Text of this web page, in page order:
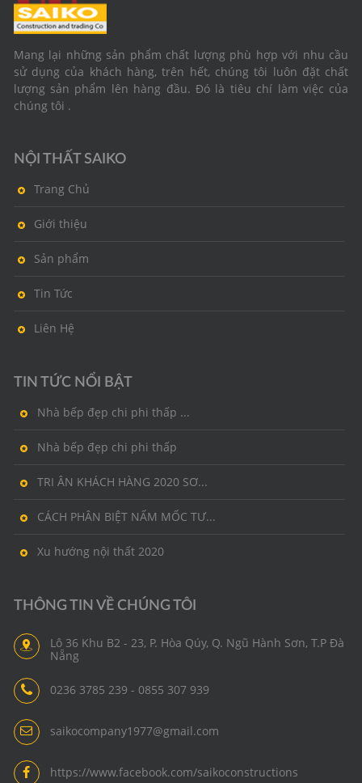
Mang lại những sản phẩm chất lượng phù hợp với nhu cầu
sử dụng của khách hàng, trên hết, chúng tôi luôn đặt chất
lượng sản phẩm lên hàng đầu. Đó là tiêu chí làm việc của
chúng tôi .
NỘI THẤT SAIKO
Trang Chủ
Giới thiệu
Sản phẩm
Tin Tức
Liên Hệ
TIN TỨC NỔI BẬT
Nhà bếp đẹp chi phi thấp ...
Nhà bếp đẹp chi phi thấp
TRI ÂN KHÁCH HÀNG 2020 SƠ...
CÁCH PHÂN BIỆT NẤM MỐC TƯ...
Xu hướng nội thất 2020
THÔNG TIN VỀ CHÚNG TÔI
Lô 36 Khu B2 - 23, P. Hòa Qúy, Q. Ngũ Hành Sơn, T.P Đà
Nẵng
0236 3785 239 - 0855 307 939
saikocompany1977@gmail.com
https://www.facebook.com/saikoconstructions